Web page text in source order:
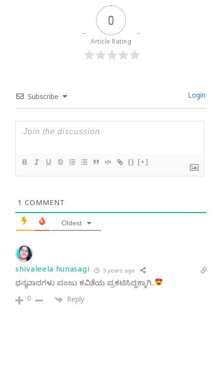
0
Article Rating
Subscribe Login
{} [+]
1 COMMENT
Oldest
shivaleela hunasagi 5 years ago
ಧನ್ಯವಾದಗಳು ಪಂಜು ಕವಿತೆಯ ಪ್ರಕಟಿಸಿದ್ದಕ್ಕಾಗಿ..
0 Reply